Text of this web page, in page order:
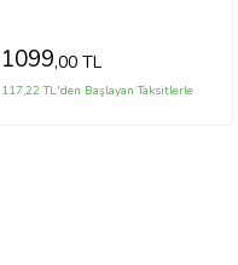
1099,00 TL
117,22 TL'den Başlayan Taksitlerle